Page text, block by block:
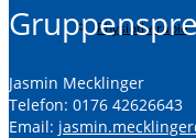
Physiotherapie
Jasmin Mecklinger
Telefon: 0176 42626643
Email: